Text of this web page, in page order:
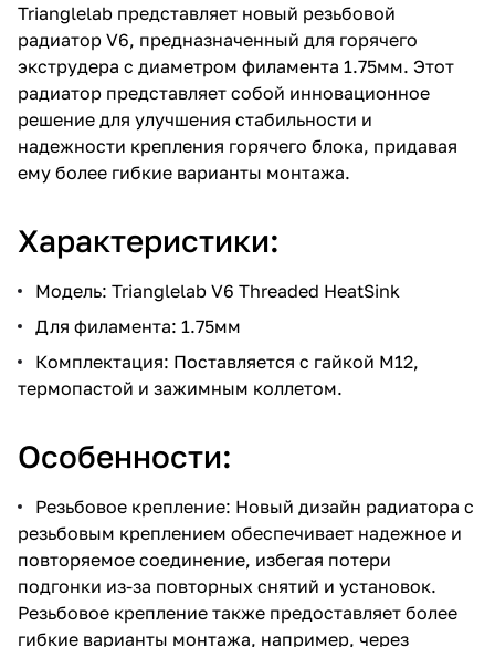
Trianglelab представляет новый резьбовой
радиатор V6, предназначенный для горячего
экструдера с диаметром филамента 1.75мм. Этот
радиатор представляет собой инновационное
решение для улучшения стабильности и
надежности крепления горячего блока, придавая
ему более гибкие варианты монтажа.
Характеристики:
Модель: Trianglelab V6 Threaded HeatSink
Для филамента: 1.75мм
Комплектация: Поставляется с гайкой M12,
термопастой и зажимным коллетом.
Особенности:
Резьбовое крепление: Новый дизайн радиатора с
резьбовым креплением обеспечивает надежное и
повторяемое соединение, избегая потери
подгонки из-за повторных снятий и установок.
Резьбовое крепление также предоставляет более
гибкие варианты монтажа, например, через